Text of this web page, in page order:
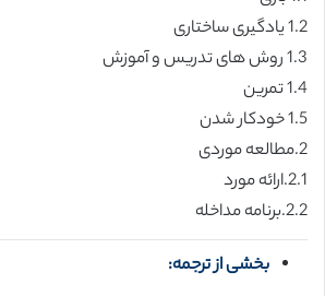
1.2 یادگیری ساختاری
1.3 روش های تدریس و آموزش
1.4 تمرین
1.5 خودکار شدن
2.مطالعه موردی
2.1.ارائه مورد
2.2.برنامه مداخله
بخشی از ترجمه: